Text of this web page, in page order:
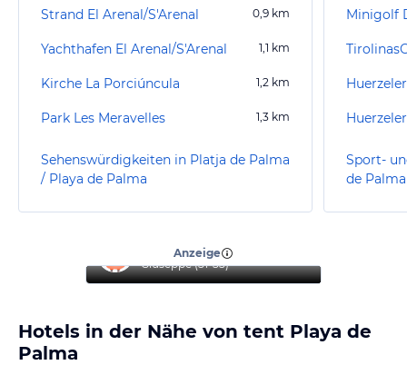
Strand El Arenal/S'Arenal 0,9 km
Yachthafen El Arenal/S'Arenal 1,1 km
Kirche La Porciúncula 1,2 km
Park Les Meravelles 1,3 km
Sehenswürdigkeiten in Platja de Palma
/ Playa de Palma
Minigolf
Sport-
de
Anzeige
Giuseppe (51-55)
Hotels in der Nähe von tent Playa de
Palma